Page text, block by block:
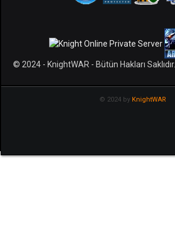
© 2024 - KnightWAR - Bütün Hakları Saklıdır.
© 2024 by KnightWAR